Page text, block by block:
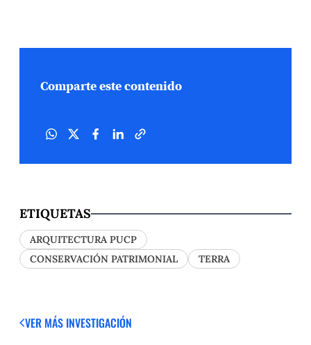
Comparte este contenido
ETIQUETAS
ARQUITECTURA PUCP
CONSERVACIÓN PATRIMONIAL
TERRA
VER MÁS INVESTIGACIÓN